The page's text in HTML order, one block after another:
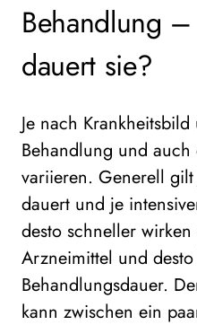
Behandlung
dauert sie?
Je nach
Behandlung und
variieren. Generell
dauert und je
desto schneller
Arzneimittel und
Behandlungsdauer.
kann zwischen ein